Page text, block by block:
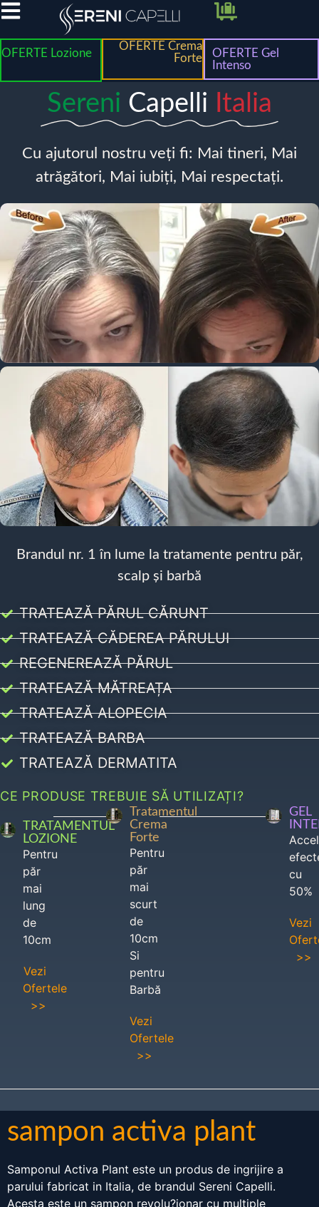
OFERTE Lozione
OFERTE Crema
Forte
OFERTE Gel
Intenso
Sereni Capelli Italia
Cu ajutorul nostru veți fi: Mai tineri, Mai
atrăgători, Mai iubiți, Mai respectați.
Brandul nr. 1 în lume la tratamente pentru păr,
scalp și barbă
TRATEAZĂ PĂRUL CĂRUNT
TRATEAZĂ CĂDEREA PĂRULUI
REGENEREAZĂ PĂRUL
TRATEAZĂ MĂTREAȚA
TRATEAZĂ ALOPECIA
TRATEAZĂ BARBA
TRATEAZĂ DERMATITA
CE PRODUSE TREBUIE SĂ UTILIZAȚI?
TRATAMENTUL
LOZIONE
Pentru
păr
mai
lung
de
10cm
Vezi
Ofertele
>>
Tratamentul
Crema
Forte
Pentru
păr
mai
scurt
de
10cm
Si
pentru
Barbă
Vezi
Ofertele
>>
GEL
cu
50%
Vezi
>>
sampon activa plant
Samponul Activa Plant este un produs de ingrijire a
parului fabricat in Italia, de brandul Sereni Capelli.
Acesta este un sampon revolu?ionar cu multiple